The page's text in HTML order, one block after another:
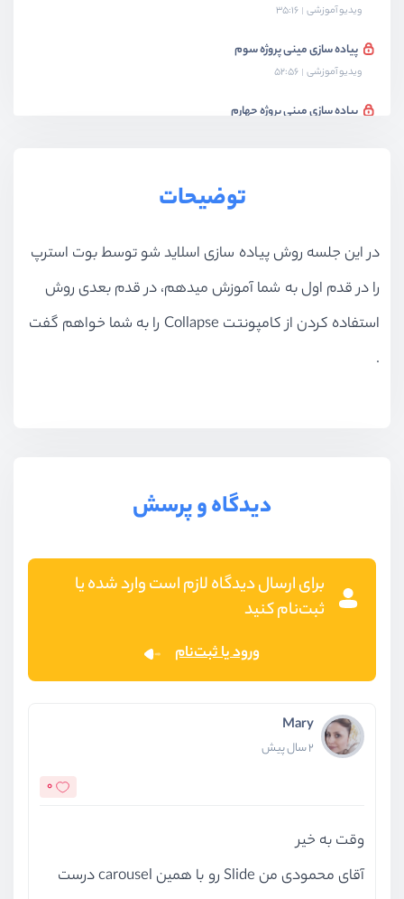
ویدیو آموزشی 35:16
پیاده سازی مینی پروژه سوم
ویدیو آموزشی 52:56
پیاده سازی مینی پروژه چهارم
ویدیو آموزشی 44:58
پروژه پنل مدیریت - بخش دوم
ویدیو آموزشی 42:59
ویدیو آموزشی 58:00
پیاده سازی پروژه دوم - بخش چهارم
پیاده سازی پروژه دوم - بخش آخر
ویدیو آموزشی 40:55
توضیحات
در این جلسه روش پیاده سازی اسلاید شو توسط بوت استرپ
را در قدم اول به شما آموزش میدهم، در قدم بعدی روش
استفاده کردن از کامپونتت Collapse را به شما خواهم گفت
.
دیدگاه و پرسش
برای ارسال دیدگاه لازم است وارد شده یا
ثبت‌نام کنید
ورود یا ثبت‌نام
Mary
2 سال پیش
0
وقت به خیر
آقای محمودی من Slide رو با همین carousel درست